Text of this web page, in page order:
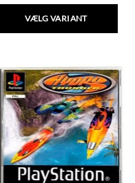
VÆLG VARIANT
har
flere
varianter.
Mulighederne
kan
vælges
på
varesiden